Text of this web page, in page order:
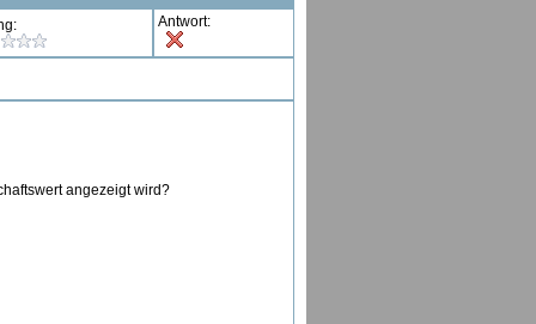
Antwort:
angezeigt wird?